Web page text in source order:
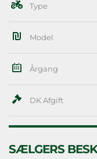
Type
Model
Årgang
DK Afgift
SÆLGERS